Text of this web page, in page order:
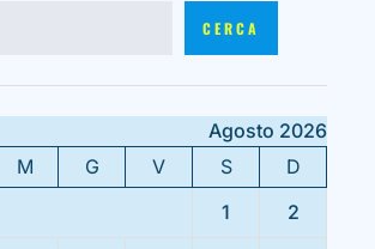
CERCA
Agosto 2026
M G V S
D
1
2